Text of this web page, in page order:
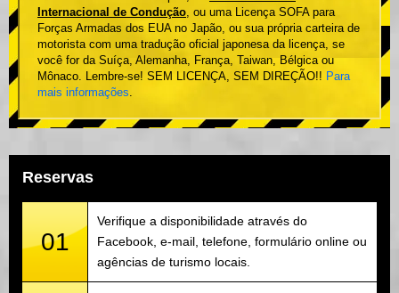
Internacional de Condução, ou uma Licença SOFA para
Forças Armadas dos EUA no Japão, ou sua própria carteira de
motorista com uma tradução oficial japonesa da licença, se
você for da Suíça, Alemanha, França, Taiwan, Bélgica ou
Mônaco. Lembre-se! SEM LICENÇA, SEM DIREÇÃO!! Para
mais informações.
Reservas
01
Verifique a disponibilidade através do
Facebook, e-mail, telefone, formulário online ou
agências de turismo locais.